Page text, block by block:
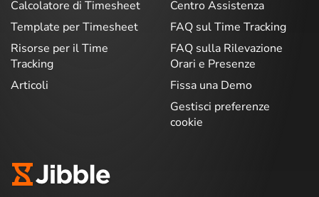
Calcolatore di Timesheet
Template per Timesheet
Risorse per il Time
Tracking
Articoli
Centro Assistenza
FAQ sul Time Tracking
FAQ sulla Rilevazione
Orari e Presenze
Fissa una Demo
Gestisci preferenze
cookie